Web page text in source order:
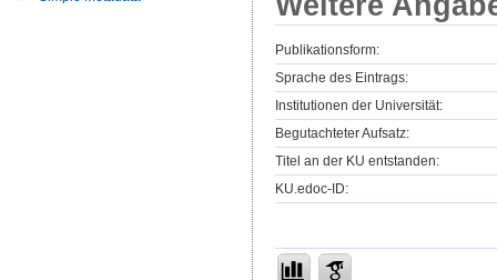
Publikationsform:
Sprache des Eintrags:
Institutionen der Universität:
Begutachteter Aufsatz:
Titel an der KU entstanden:
KU.edoc-ID: